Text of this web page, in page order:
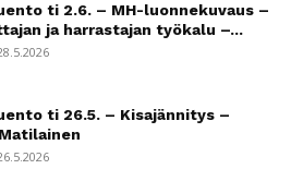
ti 2.6. – MH-luonnekuvaus –
ja harrastajan työkalu –...
ti 26.5. – Kisajännitys –